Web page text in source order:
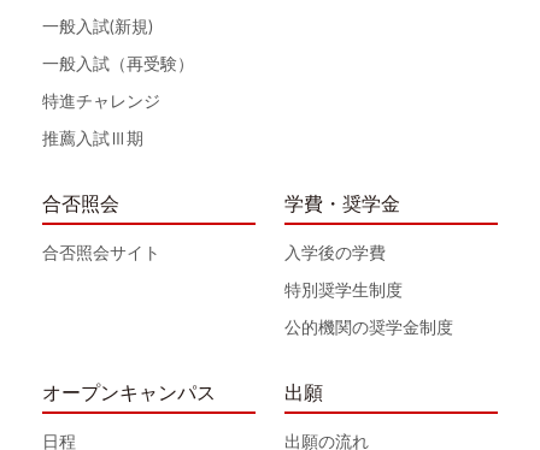
一般入試(新規)
一般入試（再受験）
特進チャレンジ
推薦入試Ⅲ期
合否照会
合否照会サイト
学費・奨学金
入学後の学費
特別奨学生制度
公的機関の奨学金制度
オープンキャンパス
日程
出願
出願の流れ